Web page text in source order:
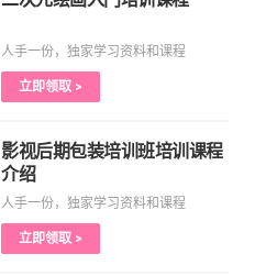
人手一份，独家学习资料和课程
立即领取 >
影视后期包装培训班培训课程
介绍
人手一份，独家学习资料和课程
立即领取 >